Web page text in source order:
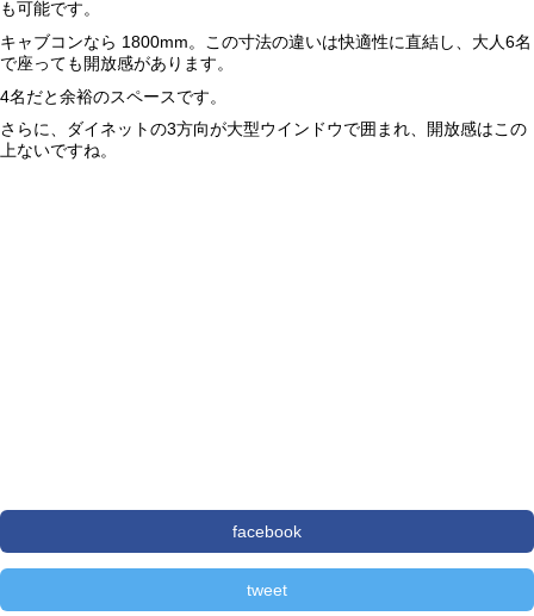
も可能です。
キャブコンなら 1800mm。この寸法の違いは快適性に直結し、大人6名
で座っても開放感があります。
4名だと余裕のスペースです。
さらに、ダイネットの3方向が大型ウインドウで囲まれ、開放感はこの
上ないですね。
facebook
tweet